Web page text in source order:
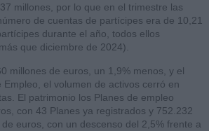
millones, por lo que en el trimestre las
de cuentas de partícipes era de 10,21
durante el año, todos ellos
que diciembre de 2024).
millones de euros, un 1,9% menos, y el
el volumen de activos cerró en
El patrimonio los Planes de empleo
con 43 Planes ya registrados y 752.232
euros, con un descenso del 2,5% frente a